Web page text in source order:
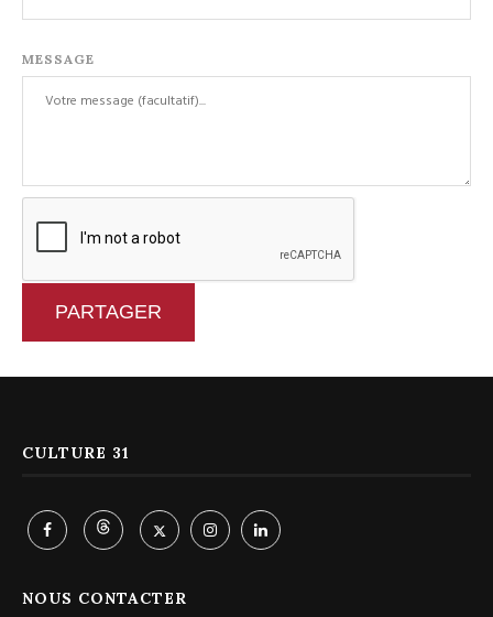
MESSAGE
PARTAGER
CULTURE 31
NOUS CONTACTER